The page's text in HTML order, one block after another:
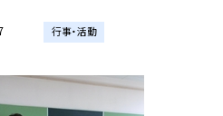
行事・活動